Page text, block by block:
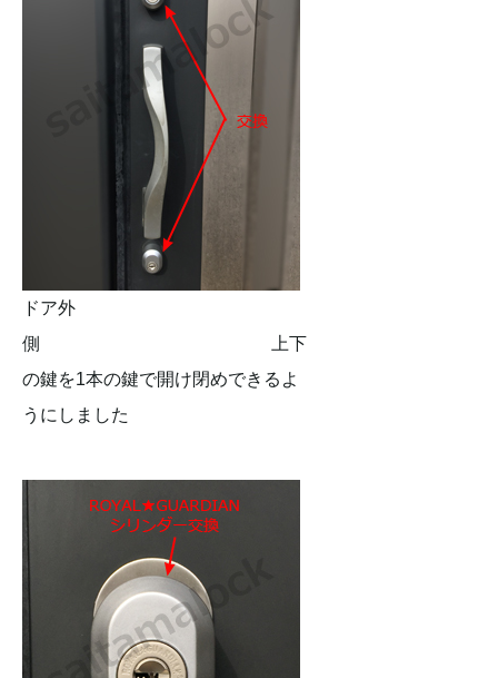
ドア外
側 上下
の鍵を1本の鍵で開け閉めできるよ
うにしました